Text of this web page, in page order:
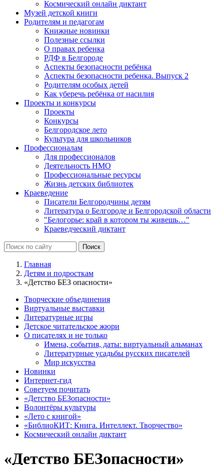
Космический онлайн диктант
Музей детской книги
Родителям и педагогам
Книжные новинки
Полезные ссылки
О правах ребенка
РДФ в Белгороде
Аспекты безопасности ребёнка
Аспекты безопасности ребенка. Выпуск 2
Родителям особых детей
Как уберечь ребёнка от насилия
Проекты и конкурсы
Проекты
Конкурсы
Белгородское лето
Культура для школьников
Профессионалам
Для профессионалов
Деятельность НМО
Профессиональные ресурсы
Жизнь детских библиотек
Краеведение
Писатели Белгородчины детям
Литература о Белгороде и Белгородской области
"Белогорье: край в котором ты живешь…"
Краеведческий диктант
Главная
Детям и подросткам
«Детство БЕЗ опасности»
Творческие объединения
Виртуальные выставки
Литературные игры
Детское читательское жюри
О писателях и не только
Имена, события, даты: виртуальный альманах
Литературные усадьбы русских писателей
Мир искусства
Новинки
Интернет-гид
Советуем почитать
«Детство БЕЗопасности»
Волонтёры культуры
«Лето с книгой»
«БиблиоКИТ: Книга. Интеллект. Творчество»
Космический онлайн диктант
«Детство БЕЗопасности»